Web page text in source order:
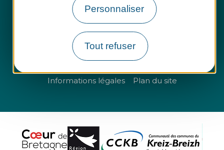
Personnaliser
Tout refuser
Espace pro
Groupes et entreprises
Questions fréquentes
Informations légales Plan du site